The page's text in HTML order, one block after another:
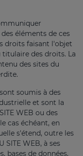
éléments de ces
droits faisant l'objet
des droits. La
des sites du
soumis à des
et sont la
WEB ou des
cas échéant, en
s'étend, outre les
SITE WEB, à ses
bases de données,